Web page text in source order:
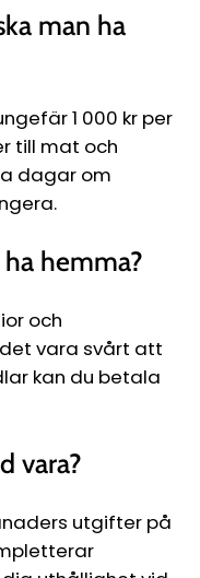
man ha
1 000 kr per
till mat och
dagar om
hemma?
och
vara svårt att
kan du betala
vara?
utgifter på